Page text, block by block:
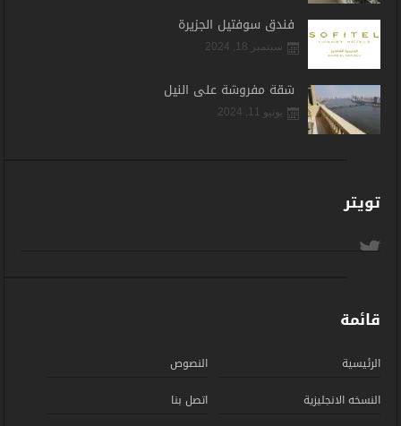
فندق سوفتيل الجزيرة
سبتمبر 18, 2024
شقة مفروشة على النيل
يونيو 11, 2024
تويتر
قائمة
الرئيسية
النصوص
النسخه الانجليزية
اتصل بنا